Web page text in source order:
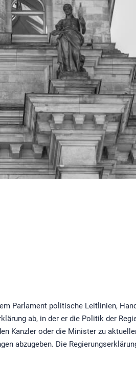
Parlament politische Leitlinien,
ab, in der er die Politik der
Kanzler oder die Minister zu
abzugeben. Die